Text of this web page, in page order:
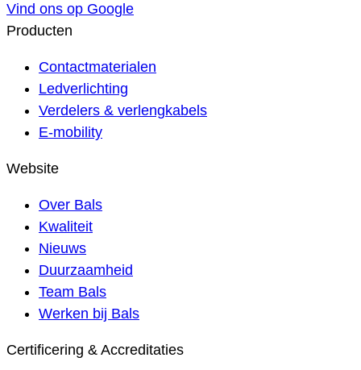
Vind ons op Google
Producten
Contactmaterialen
Ledverlichting
Verdelers & verlengkabels
E-mobility
Website
Over Bals
Kwaliteit
Nieuws
Duurzaamheid
Team Bals
Werken bij Bals
Certificering & Accreditaties